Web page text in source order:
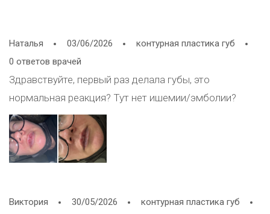
Наталья 03/06/2026
контурная пластика губ
0 ответов врачей
Здравствуйте, первый раз делала губы, это
нормальная реакция? Тут нет ишемии/эмболии?
Виктория 30/05/2026
контурная пластика губ